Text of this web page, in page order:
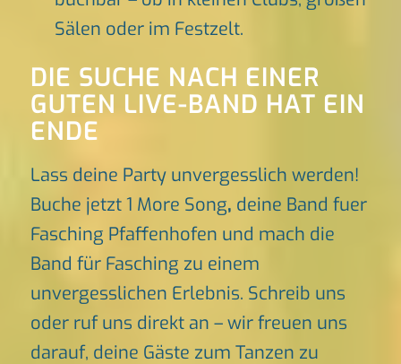
Sälen oder im Festzelt.
DIE SUCHE NACH EINER
GUTEN LIVE-BAND HAT EIN
ENDE
Lass deine Party unvergesslich werden!
Buche jetzt 1 More Song, deine Band fuer
Fasching Pfaffenhofen und mach die
Band für Fasching zu einem
unvergesslichen Erlebnis. Schreib uns
oder ruf uns direkt an – wir freuen uns
darauf, deine Gäste zum Tanzen zu